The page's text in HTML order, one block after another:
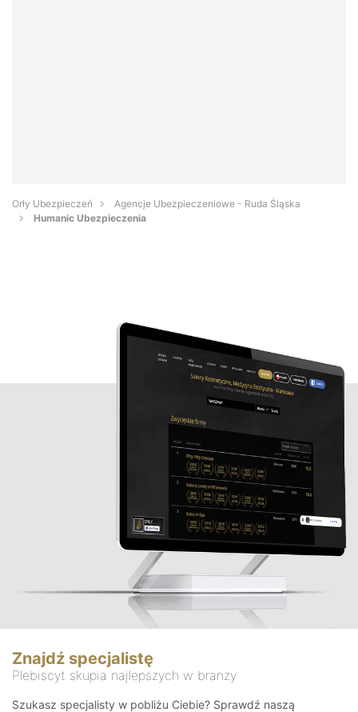
Orły Ubezpieczeń
Agencje Ubezpieczeniowe - Ruda Śląska
Humanic Ubezpieczenia
Znajdź specjalistę
Plebiscyt skupia najlepszych w branży
Szukasz specjalisty w pobliżu Ciebie? Sprawdź naszą